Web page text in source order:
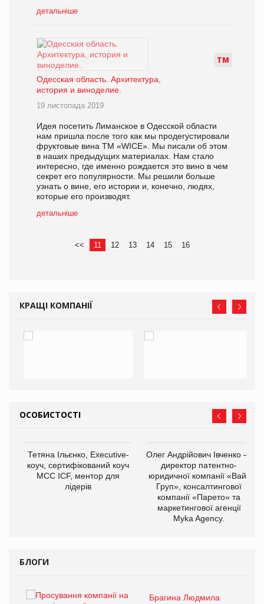
детальніше
ТМ
Одесская область. Архитектура,
история и виноделие.
19 листопада 2019
Идея посетить Лиманское в Одесской области
нам пришла после того как мы продегустировали
фруктовые вина ТМ «WICE». Мы писали об этом
в наших предыдущих материалах. Нам стало
интересно, где именно рождается это вино в чем
секрет его популярности. Мы решили больше
узнать о вине, его истории и, конечно, людях,
которые его производят.
детальніше
<< 11 12 13 14 15 16
КРАЩІ КОМПАНІЇ
ОСОБИСТОСТІ
Тетяна Ільєнко, Executive-
коуч, сертифікований коуч
МСС ICF, ментор для
лідерів
Олег Андрійович Івченко —
директор патентно-
юридичної компанії «Вайз
Груп», консалтингової
компанії «Парето» та
маркетингової агенції
Myka Agency.
БЛОГИ
Брагина Людмила